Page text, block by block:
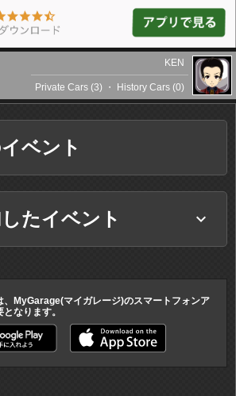
KEN
Private Cars (3) ・ History Cars (0)
ベント
たイベント keyboard_arrow_down
、MyGarage(マイガレージ)のスマートフォンア
なります。